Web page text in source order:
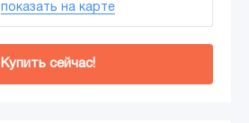
показать на карте
Купить сейчас!